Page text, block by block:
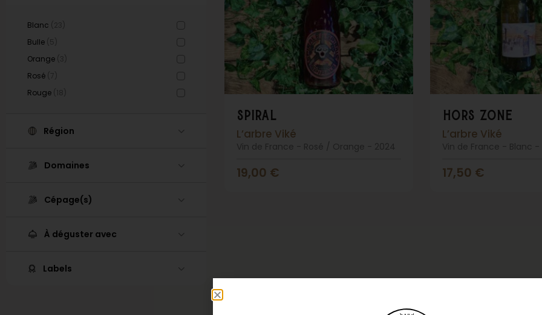
Blanc
Bulle
Orange
Rosé
Rouge
Région
Domaines
Cépage(s)
À déguster avec
Labels
spiral
L’arbre Viké
Vin de France - Rosé / Orange - 2024
19,00 €
hors zone
L’arbre Viké
Vin de France - Blanc
17,50 €